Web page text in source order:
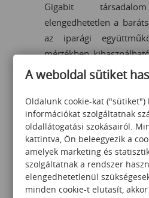
Gigabit
elengedhetetlen a
az iparági
mértékben
a spektrum erőforrások.
"A technológia
valóságos közötti
Dolgok Internete az
digitális hálózatok az
felhő és a Big Data pedig
hasonlítanak.
lesz egy felhő
A weboldal sütiket
Oldalunk cookie-kat ("sütiket")
információkat szolgáltatnak
oldallátogatási szokásairól.
kattintva, Ön beleegyezik a
amelyek marketing és
szolgáltatnak a rendszer
elengedhetetlenül
minden cookie-t elutasít,